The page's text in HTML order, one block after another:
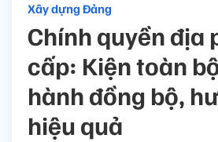
Xây dựng Đảng
Chính quyền địa
cấp: Kiện toàn
hành đồng bộ,
hiệu quả